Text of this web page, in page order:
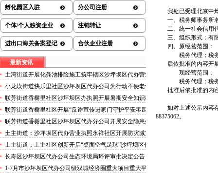
孵化园区入驻 分公司注册
个体/个人独资企业 注销转让
进出口海关备案登记 合伙企业注册
最新资讯
土湾街道开展化粪池排险施工筑牢辖区沙坪坝区代办营业
执照安全防线
小龙坎街道快乐里社区沙坪坝区代办公司为行动不便老年
人做生成认证
联芳街道香榭里社区沙坪坝区办执照开展暑期安全知识科
普讲座活动
联芳街道香榭里社区开展“反诈宣传进家门守护平安零距
离”沙坪坝区代办执照活动
联芳街道香榭里社区沙坪坝区代办分公司开展安全隐患排
查整治行动
土主街道：沙坪坝区代办营业执照永祥社区开展防灾减灾
科普宣传活动
土主街道：土主社区创新开启“桌面空气足球”沙坪坝区代
办执照主题活动
长寿区沙坪坝区代办公司生态环境局环评审批决定公告
2026.8.5
1-7月市沙坪坝区代办公司级双城经济圈重大项目重大平
我处已受理北京中
一、税务师事务所
二、统一社会信用
三、组织形式：有
四、原经营范围：
税务代理；税
后依批准的内容开
现经营范围：
税务代理；税
批准后依批准的内
如对上述公示内容
88375062。